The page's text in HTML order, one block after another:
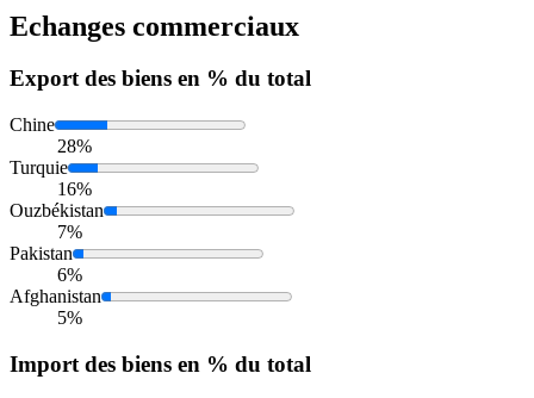
Echanges commerciaux
Exportdes biens en % du total
Chine
28%
Turquie
16%
Ouzbékistan
7%
Pakistan
6%
Afghanistan
5%
Import des biens en % du total